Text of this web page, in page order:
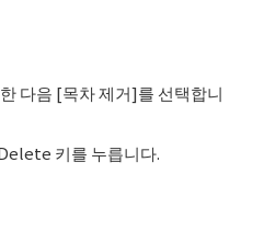
다음 [목차 제거]를 선택합니
키를 누릅니다.